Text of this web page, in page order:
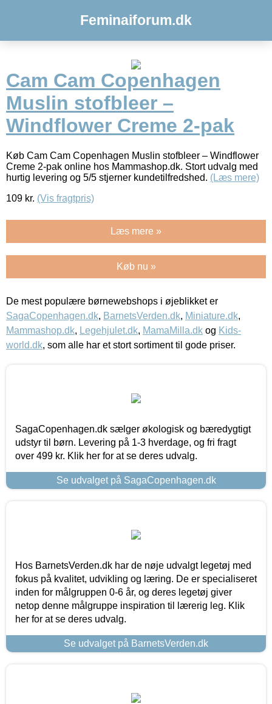
Feminaiforum.dk
Cam Cam Copenhagen
Muslin stofbleer –
Windflower Creme 2-pak
Køb Cam Cam Copenhagen Muslin stofbleer – Windflower
Creme 2-pak online hos Mammashop.dk. Stort udvalg med
hurtig levering og 5/5 stjerner kundetilfredshed. (Læs mere)
109 kr. (Vis fragtpris)
Læs mere »
Køb nu »
De mest populære børnewebshops i øjeblikket er
SagaCopenhagen.dk, BarnetsVerden.dk, Miniature.dk,
Mammashop.dk, Legehjulet.dk, MamaMilla.dk og Kids-
world.dk, som alle har et stort sortiment til gode priser.
SagaCopenhagen.dk sælger økologisk og bæredygtigt
udstyr til børn. Levering på 1-3 hverdage, og fri fragt
over 499 kr. Klik her for at se deres udvalg.
Se udvalget på SagaCopenhagen.dk
Hos BarnetsVerden.dk har de nøje udvalgt legetøj med
fokus på kvalitet, udvikling og læring. De er specialiseret
inden for målgruppen 0-6 år, og deres legetøj giver
netop denne målgruppe inspiration til lærerig leg. Klik
her for at se deres udvalg.
Se udvalget på BarnetsVerden.dk